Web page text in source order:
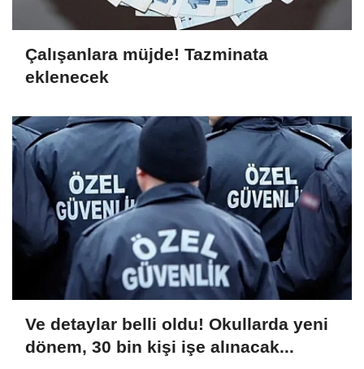
Çalışanlara müjde! Tazminata
eklenecek
Ve detaylar belli oldu! Okullarda yeni
dönem, 30 bin kişi işe alınacak...